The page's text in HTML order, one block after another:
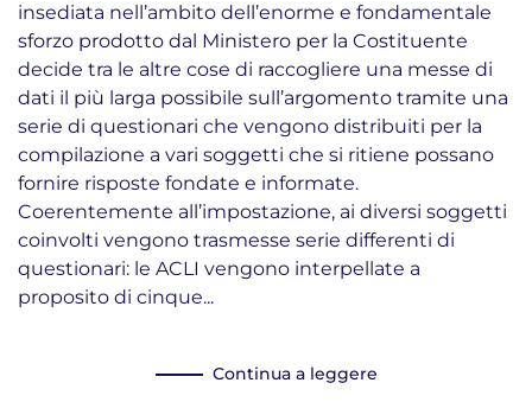
insediata nell’ambito dell’enorme e fondamentale
sforzo prodotto dal Ministero per la Costituente
decide tra le altre cose di raccogliere una messe di
dati il più larga possibile sull’argomento tramite una
serie di questionari che vengono distribuiti per la
compilazione a vari soggetti che si ritiene possano
fornire risposte fondate e informate.
Coerentemente all’impostazione, ai diversi soggetti
coinvolti vengono trasmesse serie differenti di
questionari: le ACLI vengono interpellate a
proposito di cinque...
Continua a leggere